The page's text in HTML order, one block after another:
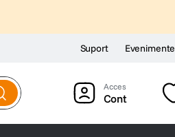
Suport Evenimente
Cont